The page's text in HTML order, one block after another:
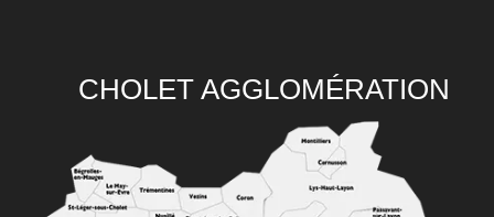
CHOLET AGGLOMÉRATION